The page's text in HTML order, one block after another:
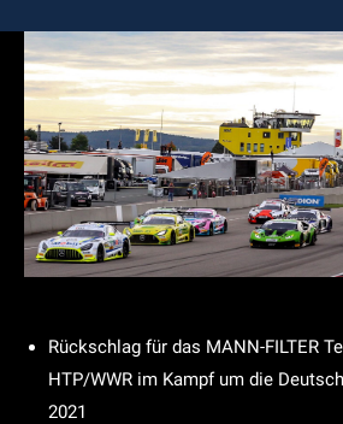
Rückschlag für das MANN-FILTER
HTP/WWR im Kampf um die
2021